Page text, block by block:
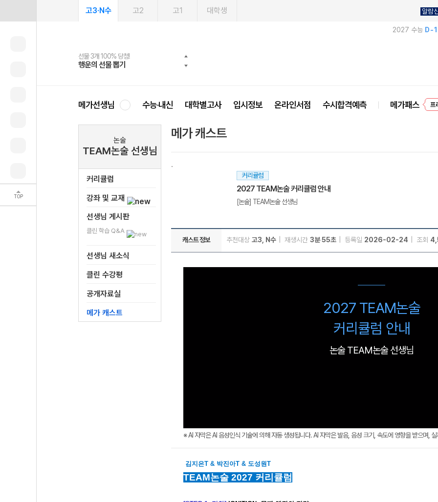
TOP
고3·N수 고2 고1 대학생 알람
2027 수능 D-
선물 3개 100% 당첨!
행운의 선물 뽑기
선물 100% 증정!
메가스터디 X 올리브
여름방학 스터디 캐시백
메가런 썸머스쿨
2027 러셀 단과
강사 공개선발
스마트러닝앱
설문 EVENT
메가패스
3일 무료 체험권
메가패스 수강생 무료혜택!
메가클럽 멤버십
사회공헌 캠페인
희망이룸 메가나눔
메가선생님 수능·내신 대학별고사 입시정보 온라인서점 수시합격예측 메가패스
프
논술
TEAM논술 선생님
커리큘럼
강좌 및 교재
선생님 게시판
클린 학습 Q&A
선생님 새소식
클린 수강평
공개자료실
메가 캐스트
메가 캐스트
커리큘럼
2027 TEAM논술 커리큘럼 안내
[논술] TEAM논술 선생님
캐스트 정보 추천대상 고3, N수 재생시간 3분 55초 등록일 2026-02-24 조회
2027 TEAM논술
커리큘럼 안내
논술 TEAM논술 선생님
※ AI 자막은 AI 음성인식 기술에 의해 자동 생성됩니다. AI 자막은 발음, 음성 크기, 속도에 영향을 받으며,
김지은T & 박진아T & 도성원T
TEAM논술 2027 커리큘럼